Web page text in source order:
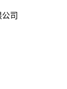
司